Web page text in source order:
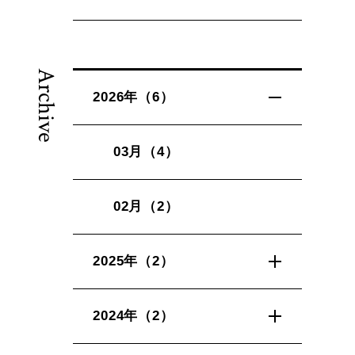
Archive 2026年（6）
03月（4）
02月（2）
2025年（2）
2024年（2）